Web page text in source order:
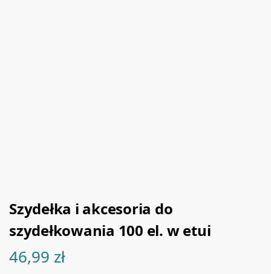
Szydełka i akcesoria do
szydełkowania 100 el. w etui
46,99 zł